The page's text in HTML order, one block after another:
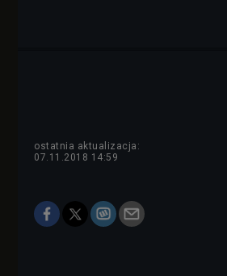
ostatnia aktualizacja:
07.11.2018 14:59